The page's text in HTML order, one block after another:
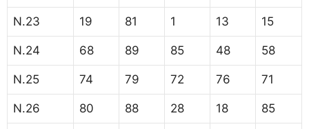
N.23 19 81 1 13 15
N.24 68 89 85 48 58
N.25 74 79 72 76 71
N.26 80 88 28 18 85